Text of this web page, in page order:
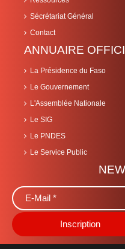
Sécrétariat Général
Contact
ANNUAIRE
La Présidence du Faso
Le Gouvernement
L'Assemblée Nationale
Le SIG
Le PNDES
Le Service Public